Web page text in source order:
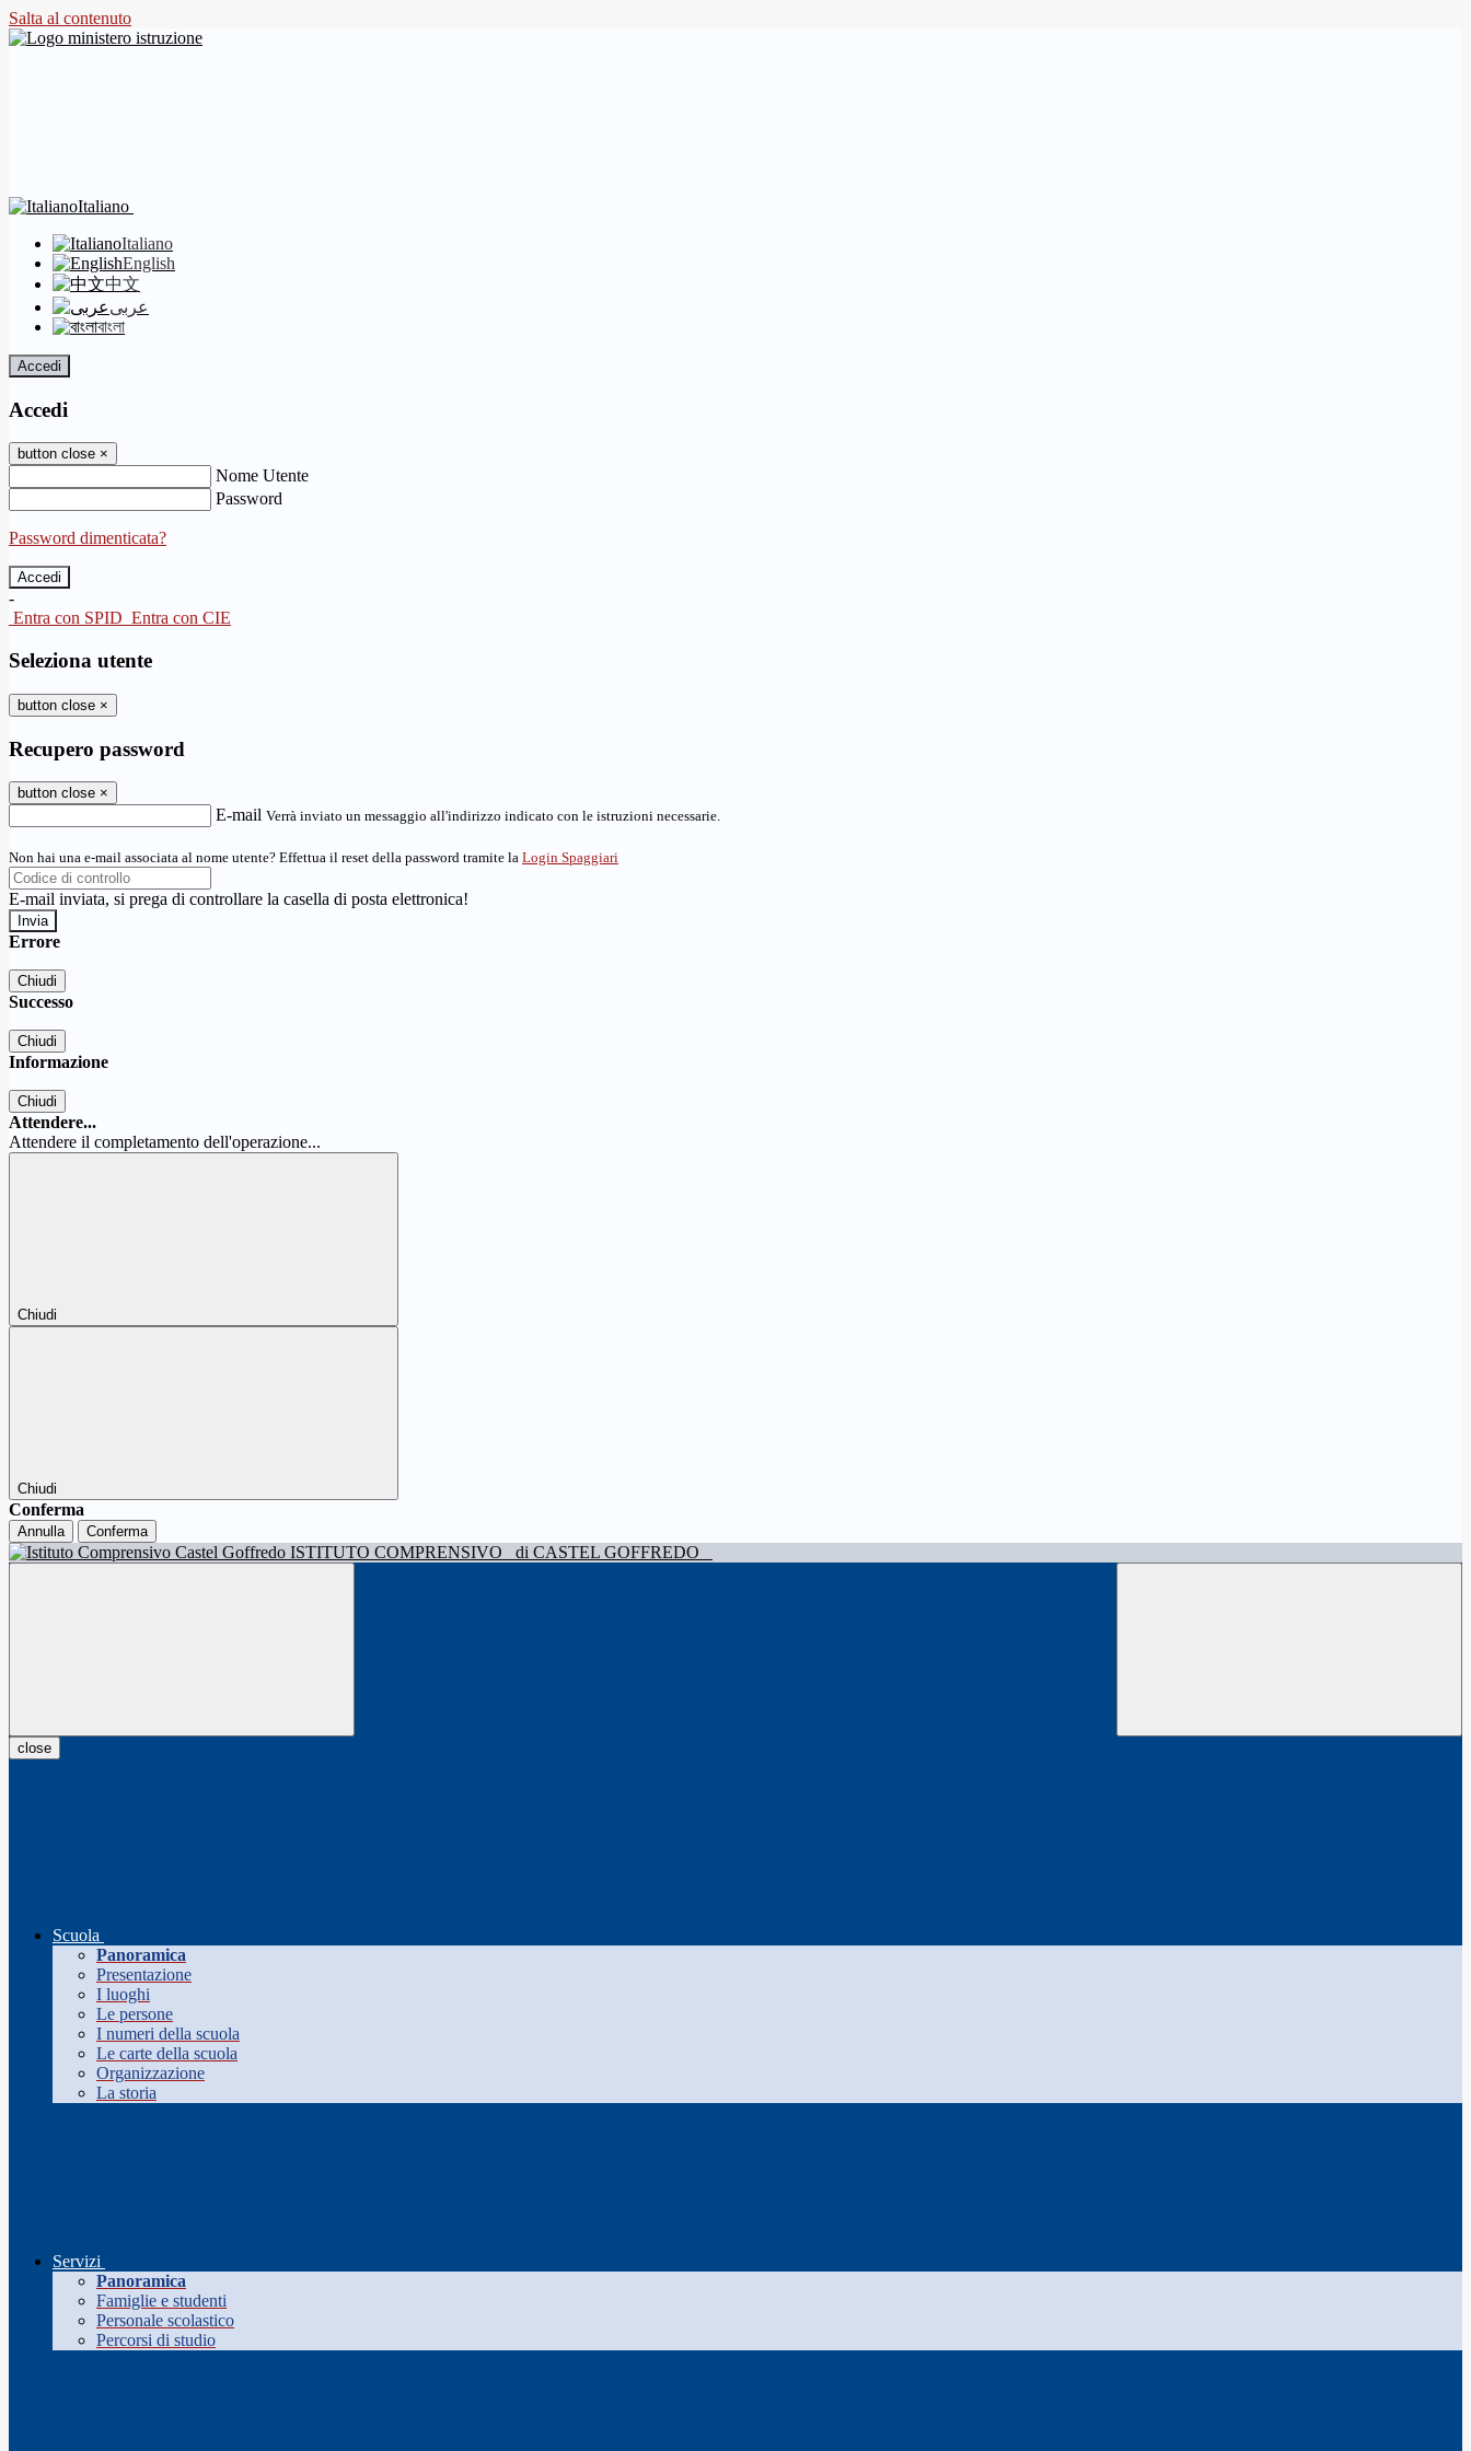
Salta al contenuto
Italiano
Italiano
English
中文
عربى
বাংলা
Accedi
Accedi
button close ×
Nome Utente
Password
Password dimenticata?
-
Entra con SPID Entra con CIE
Seleziona utente
button close ×
Recupero password
button close ×
E-mail Verrà inviato un messaggio all'indirizzo indicato con le istruzioni necessarie.
Non hai una e-mail associata al nome utente? Effettua il reset della password tramite la Login Spaggiari
E-mail inviata, si prega di controllare la casella di posta elettronica!
Errore
Chiudi
Successo
Chiudi
Informazione
Chiudi
Attendere...
Attendere il completamento dell'operazione...
Chiudi
Chiudi
Conferma
Annulla Conferma
ISTITUTO COMPRENSIVO di CASTEL GOFFREDO
close
Scuola
Panoramica
Presentazione
I luoghi
Le persone
I numeri della scuola
Le carte della scuola
Organizzazione
La storia
Servizi
Panoramica
Famiglie e studenti
Personale scolastico
Percorsi di studio